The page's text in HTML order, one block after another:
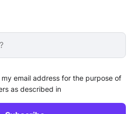
email address for the purpose of
as described in